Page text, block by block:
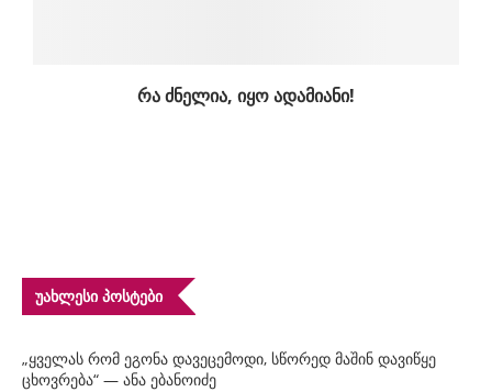
რა ძნელია, იყო ადამიანი!
ᲣᲐᲮᲚᲔᲡᲘ ᲞᲝᲡᲢᲔᲑᲘ
„ყველას რომ ეგონა დავეცემოდი, სწორედ მაშინ დავიწყე
ცხოვრება“ — ანა ებანოიძე